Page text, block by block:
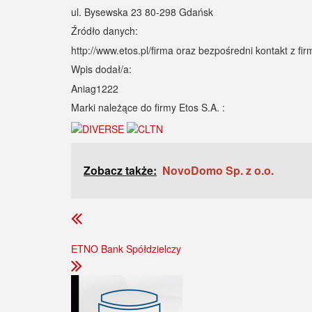
ul. Bysewska 23 80-298 Gdańsk
Źródło danych:
http://www.etos.pl/firma oraz bezpośredni kontakt z
Wpis dodał/a:
Aniag1222
Marki należące do firmy Etos S.A. :
Zobacz także: NovoDomo Sp. z o.o.
ETNO Bank Spółdzielczy